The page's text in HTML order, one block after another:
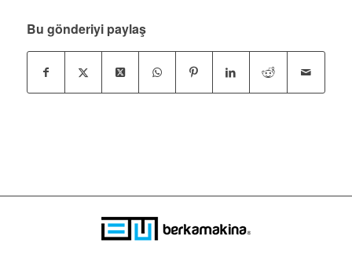
Bu gönderiyi paylaş